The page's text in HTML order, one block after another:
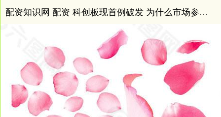
配资知识网 配资 科创板现首例破发 为什么市场参与者却认为是“如期而至”